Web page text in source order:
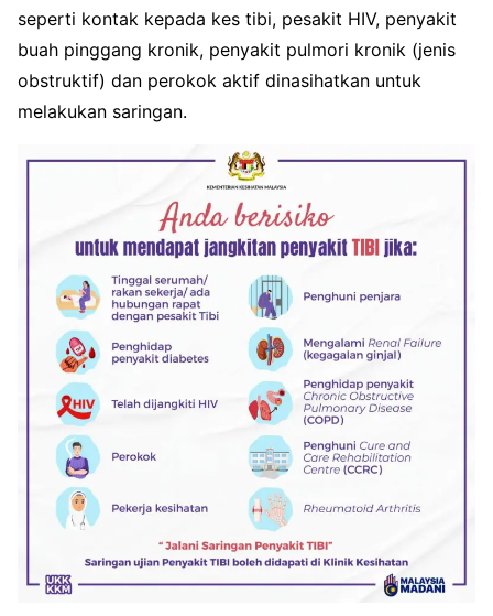
seperti kontak kepada kes tibi, pesakit HIV, penyakit
buah pinggang kronik, penyakit pulmori kronik (jenis
obstruktif) dan perokok aktif dinasihatkan untuk
melakukan saringan.